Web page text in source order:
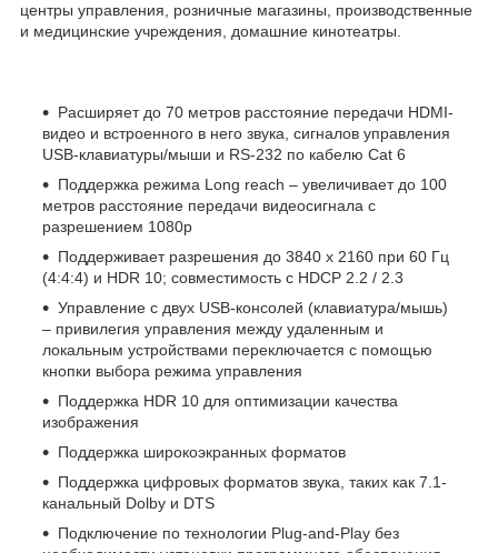
центры управления, розничные магазины, производственные
и медицинские учреждения, домашние кинотеатры.
Расширяет до 70 метров расстояние передачи HDMI-
видео и встроенного в него звука, сигналов управления
USB-клавиатуры/мыши и RS-232 по кабелю Cat 6
Поддержка режима Long reach – увеличивает до 100
метров расстояние передачи видеосигнала с
разрешением 1080p
Поддерживает разрешения до 3840 x 2160 при 60 Гц
(4:4:4) и HDR 10; совместимость с HDCP 2.2 / 2.3
Управление с двух USB-консолей (клавиатура/мышь)
– привилегия управления между удаленным и
локальным устройствами переключается с помощью
кнопки выбора режима управления
Поддержка HDR 10 для оптимизации качества
изображения
Поддержка широкоэкранных форматов
Поддержка цифровых форматов звука, таких как 7.1-
канальный Dolby и DTS
Подключение по технологии Plug-and-Play без